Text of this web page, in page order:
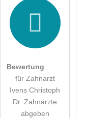
Hiermit
Die
Besucher sichtbar
Klicken Sie hier
Bewertung
für Zahnarzt
Ivens Christoph
Dr. Zahnärzte
abgeben